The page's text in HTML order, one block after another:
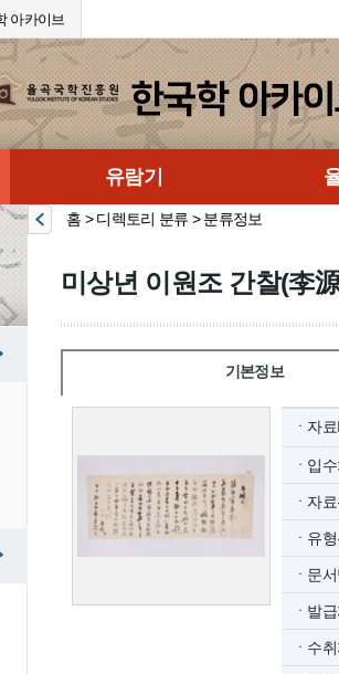
아카이브
유람기
홈 > 디렉토리 분류 > 분류정보
미상년 이원조 간찰(李
기본정보
ㆍ자
ㆍ입
ㆍ자
ㆍ유
ㆍ문
ㆍ발
ㆍ수